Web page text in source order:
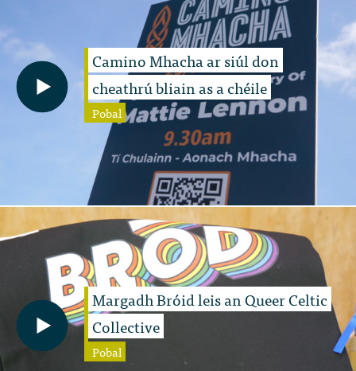
Camino Mhacha ar siúl don
cheathrú bliain as a chéile
Pobal
Margadh Bróid leis an Queer Celtic
Collective
Pobal